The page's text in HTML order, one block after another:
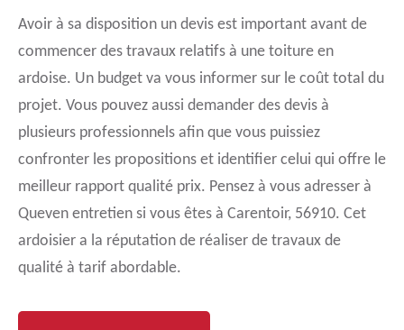
Avoir à sa disposition un devis est important avant de
commencer des travaux relatifs à une toiture en
ardoise. Un budget va vous informer sur le coût total du
projet. Vous pouvez aussi demander des devis à
plusieurs professionnels afin que vous puissiez
confronter les propositions et identifier celui qui offre le
meilleur rapport qualité prix. Pensez à vous adresser à
Queven entretien si vous êtes à Carentoir, 56910. Cet
ardoisier a la réputation de réaliser de travaux de
qualité à tarif abordable.